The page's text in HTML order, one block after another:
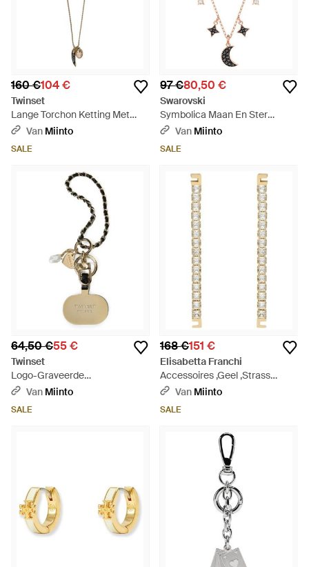
160 €104 €
Twinset
Lange Torchon Ketting Met
Hoorn, Camee En Hart Bedels -
Van Miinto
SALE
97 €80,50 €
Swarovski
Symbolica Maan En Ster
Halsketting - Metallic
Van Miinto
SALE
64,50 €55 €
Twinset
Logo-Graveerde
Sleutelhangerset - Metallic
Van Miinto
SALE
168 €151 €
Elisabetta Franchi
Accessoires ,Geel ,Strass
Oorbellen - Metallic
Van Miinto
SALE